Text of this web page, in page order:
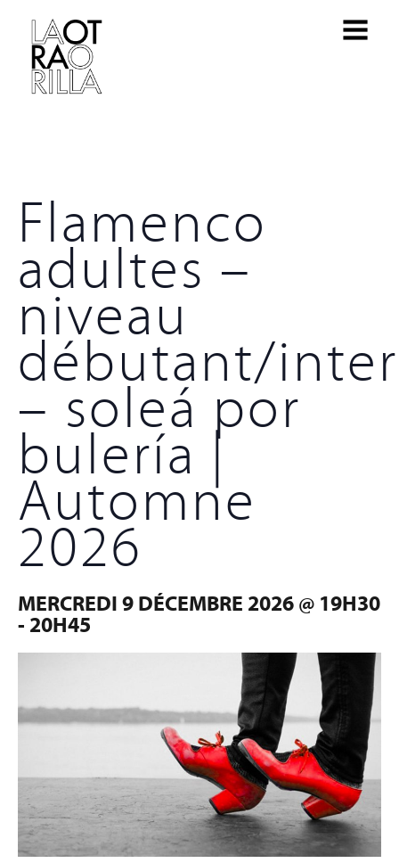
Flamenco
adultes –
niveau
débutant/
– soleá por
bulería |
Automne
2026
MERCREDI 9 DÉCEMBRE 2026 @ 19H30
- 20H45